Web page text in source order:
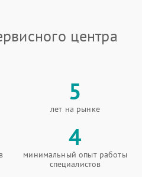
центра
5
лет на рынке
4
минимальный опыт работы
специалистов